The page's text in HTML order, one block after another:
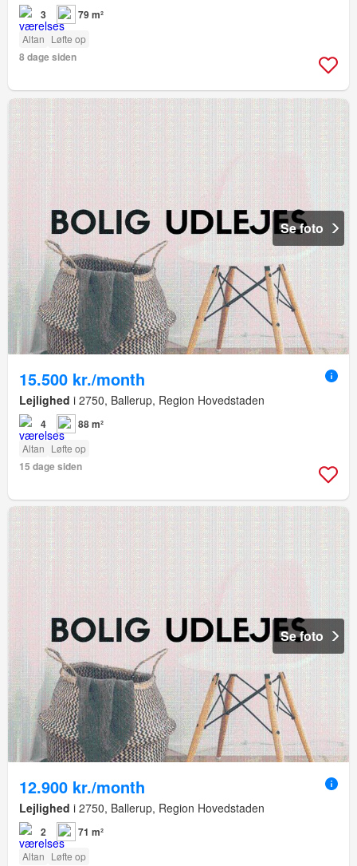
3 79 m²
Altan Løfte op
8 dage siden
Se foto
15.500 kr./month
Lejlighed i 2750, Ballerup, Region Hovedstaden
4 88 m²
Altan Løfte op
15 dage siden
Se foto
12.900 kr./month
Lejlighed i 2750, Ballerup, Region Hovedstaden
2 71 m²
Altan Løfte op